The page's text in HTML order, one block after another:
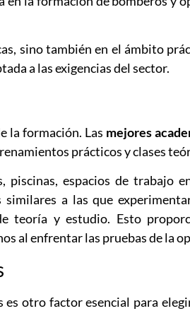
sino también en el ámbito
a las exigencias del sector.
la formación. Las mejores
prácticos y clases
piscinas, espacios de trabajo
a las que
teoría y estudio. Esto
al enfrentar las pruebas de la
otro factor esencial para